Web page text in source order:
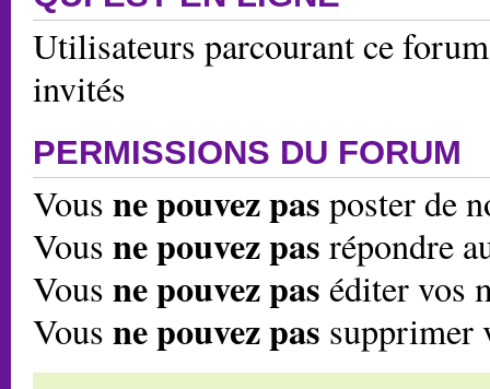
Utilisateurs parcourant ce
invités
PERMISSIONS DU FORUM
Vous ne pouvez pas poster de
Vous ne pouvez pas répondre
Vous ne pouvez pas éditer vos
Vous ne pouvez pas supprimer